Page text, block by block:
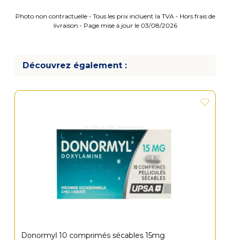
Photo non contractuelle - Tous les prix incluent la TVA - Hors frais de
livraison - Page mise à jour le 03/08/2026
Découvrez également :
Donormyl 10 comprimés sécables 15mg